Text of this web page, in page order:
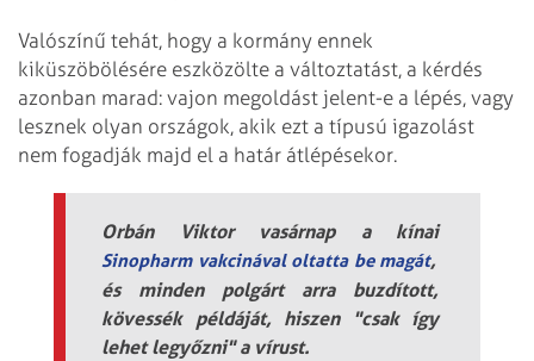
Valószínű tehát, hogy a kormány ennek
kiküszöbölésére eszközölte a változtatást, a kérdés
azonban marad: vajon megoldást jelent-e a lépés, vagy
lesznek olyan országok, akik ezt a típusú igazolást
nem fogadják majd el a határ átlépésekor.
Orbán Viktor vasárnap a kínai
Sinopharm vakcinával oltatta be magát,
és minden polgárt arra buzdított,
kövessék példáját, hiszen "csak így
lehet legyőzni" a vírust.